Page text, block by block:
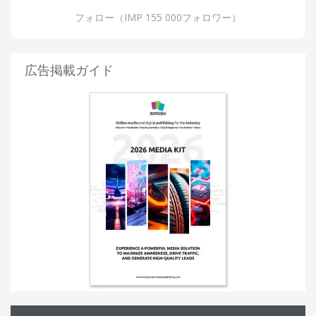
フォロー（IMP 155 000フォロワー）
広告掲載ガイド